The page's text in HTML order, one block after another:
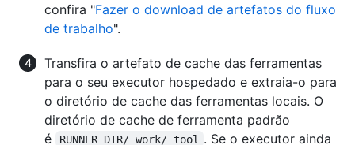
confira "Fazer o download de artefatos do fluxo
de trabalho".
Transfira o artefato de cache das ferramentas
para o seu executor hospedado e extraia-o para
o diretório de cache das ferramentas locais. O
diretório de cache de ferramenta padrão
é
RUNNER_DIR/_work/_tool
. Se o executor ainda